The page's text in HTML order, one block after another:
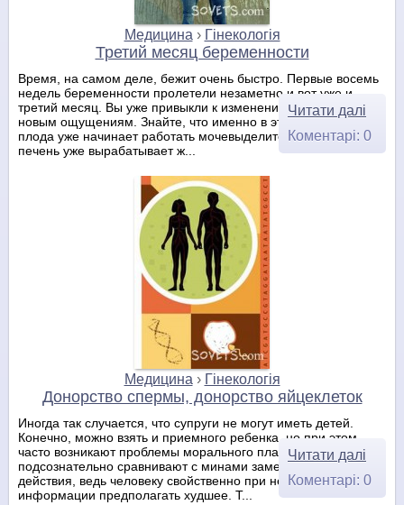
Медицина › Гінекологія
Третий месяц беременности
Время, на самом деле, бежит очень быстро. Первые восемь
недель беременности пролетели незаметно и вот уже и
третий месяц. Вы уже привыкли к изменениям в организме, к
новым ощущениям. Знайте, что именно в этот период у
плода уже начинает работать мочевыделительная система,
печень уже вырабатывает ж...
Читати далі
Коментарі: 0
Медицина › Гінекологія
Донорство спермы, донорство яйцеклеток
Иногда так случается, что супруги не могут иметь детей.
Конечно, можно взять и приемного ребенка, но при этом
часто возникают проблемы морального плана – таких детей
подсознательно сравнивают с минами замедленного
действия, ведь человеку свойственно при недостатке
информации предполагать худшее. Т...
Читати далі
Коментарі: 0